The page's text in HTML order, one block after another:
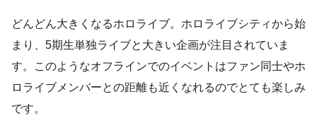
どんどん大きくなるホロライブ。ホロライブシティから始
まり、5期生単独ライブと大きい企画が注目されていま
す。このようなオフラインでのイベントはファン同士やホ
ロライブメンバーとの距離も近くなれるのでとても楽しみ
です。